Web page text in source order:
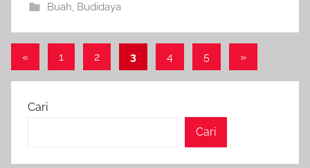
Buah, Budidaya
Paginasi
pos
«Previous
1 2 3 4 5
Next
»
Cari
Cari